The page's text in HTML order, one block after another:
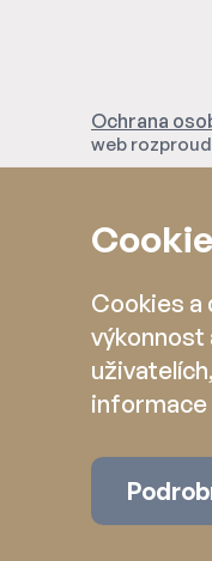
Ochrana
web
Cookies a
výkonnost
informace